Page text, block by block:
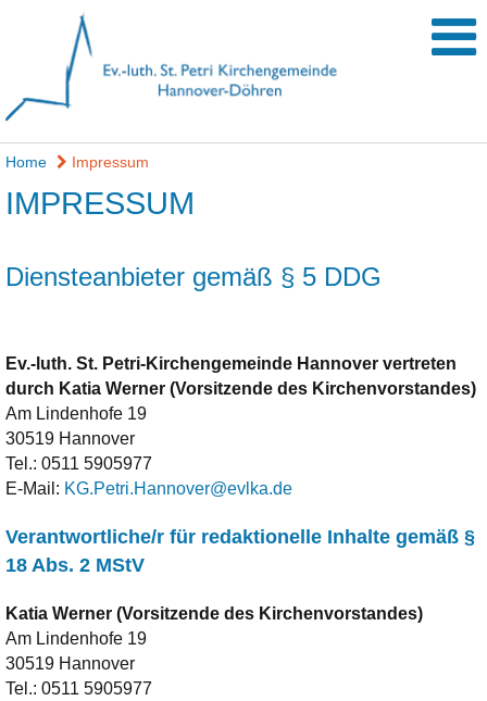
Home Impressum
IMPRESSUM
Diensteanbieter gemäß § 5 DDG
Ev.-luth. St. Petri-Kirchengemeinde Hannover vertreten
durch Katia Werner (Vorsitzende des Kirchenvorstandes)
Am Lindenhofe 19
30519 Hannover
Tel.: 0511 5905977
E-Mail: KG.Petri.Hannover@evlka.de
Verantwortliche/r für redaktionelle Inhalte gemäß §
18 Abs. 2 MStV
Katia Werner (Vorsitzende des Kirchenvorstandes)
Am Lindenhofe 19
30519 Hannover
Tel.: 0511 5905977